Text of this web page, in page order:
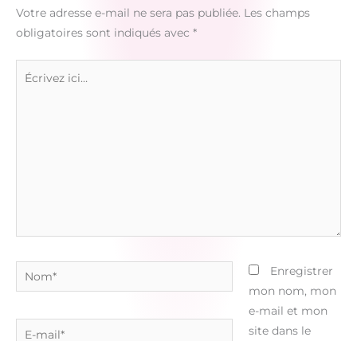
Votre adresse e-mail ne sera pas publiée. Les champs
obligatoires sont indiqués avec *
Nom*
E-
Enregistrer
mon nom, mon
e-mail et mon
site dans le